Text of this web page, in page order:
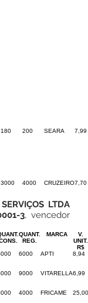
180 200 SEARA 7,99
3000 4000 CRUZEIRO7,70
LTDA
3, vencedor
QUANT.
REG.
MARCA
V.
UNIT.
R$
6000 APTI 8,94
9000 VITARELLA6,99
4000 FRICAME 25,00